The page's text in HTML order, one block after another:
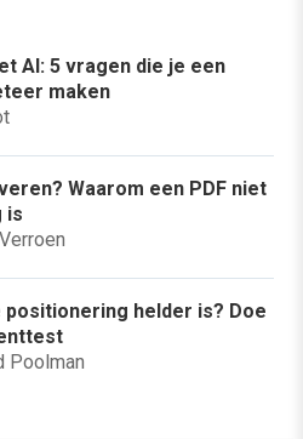
AI: 5 vragen die je een
maken
Waarom een PDF niet
is
positionering helder is? Doe
Poolman